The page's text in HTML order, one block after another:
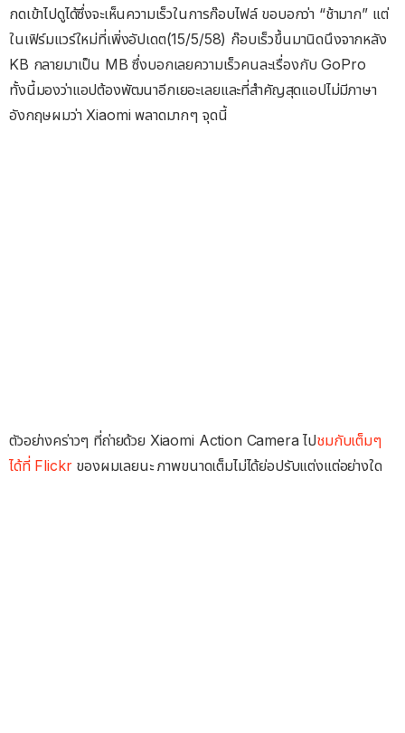
กดเข้าไปดูได้ซึ่งจะเห็นความเร็วในการก๊อบไฟล์ ขอบอกว่า “ช้ามาก” แต่
ในเฟิร์มแวร์ใหม่ที่เพิ่งอัปเดต(15/5/58) ก๊อบเร็วขึ้นมานิดนึงจากหลัง
KB กลายมาเป็น MB ซึ่งบอกเลยความเร็วคนละเรื่องกับ GoPro
ทั้งนี้มองว่าแอปต้องพัฒนาอีกเยอะเลยและที่สำคัญสุดแอปไม่มีภาษา
อังกฤษผมว่า Xiaomi พลาดมากๆ จุดนี้
ตัวอย่างคร่าวๆ ที่ถ่ายด้วย Xiaomi Action Camera ไปชมกับเต็มๆ
ได้ที่ Flickrของผมเลยนะ ภาพขนาดเต็มไม่ได้ย่อปรับแต่งแต่อย่างใด